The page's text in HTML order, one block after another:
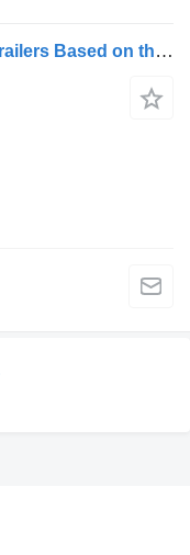
Raptor Trailer Custom-Designed Trailers Based on the Order, Transported Product